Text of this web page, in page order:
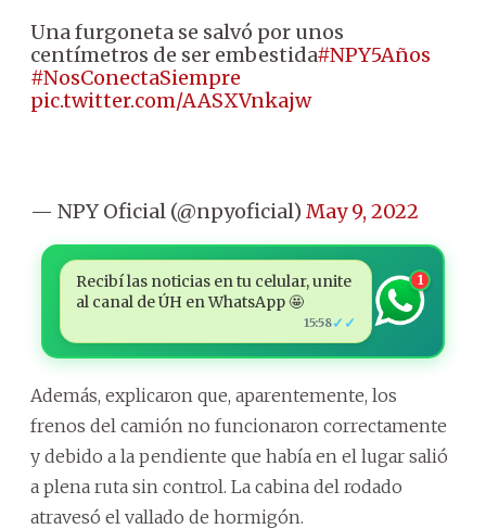
Una furgoneta se salvó por unos
centímetros de ser embestida#NPY5Años
#NosConectaSiempre
pic.twitter.com/AASXVnkajw
— NPY Oficial (@npyoficial) May 9, 2022
Recibí las noticias en tu celular, unite
al canal de ÚH en WhatsApp 🤩
15:58✓✓
1
Además, explicaron que, aparentemente, los
frenos del camión no funcionaron correctamente
y debido a la pendiente que había en el lugar salió
a plena ruta sin control. La cabina del rodado
atravesó el vallado de hormigón.